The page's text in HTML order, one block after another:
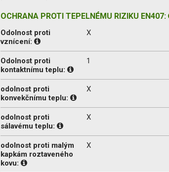
OCHRANA PROTI TEPELNÉMU RIZIKU EN407:
Odolnost proti
vznícení:
X
Odolnost proti
kontaktnímu teplu:
1
odolnost proti
konvekčnímu teplu:
X
odolnost proti
sálavému teplu:
X
odolnost proti malým
kapkám roztaveného
kovu:
X